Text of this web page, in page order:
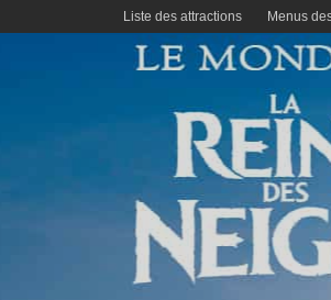
Liste des attractions Menus